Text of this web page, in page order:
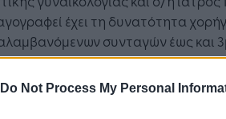
Do Not Process My Personal
έχει τη δυνατότητα
συνταγών έως και
προστασία των προσωπικών